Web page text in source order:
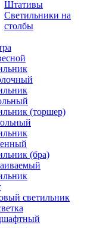
Штативы
Светильники на
столбы
(торшер)
(бра)
светильник